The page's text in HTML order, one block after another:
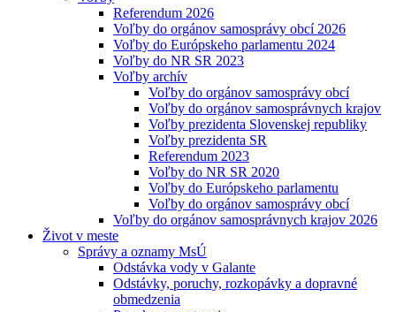
Referendum 2026
Voľby do orgánov samosprávy obcí 2026
Voľby do Európskeho parlamentu 2024
Voľby do NR SR 2023
Voľby archív
Voľby do orgánov samosprávy obcí
Voľby do orgánov samosprávnych krajov
Voľby prezidenta Slovenskej republiky
Voľby prezidenta SR
Referendum 2023
Voľby do NR SR 2020
Voľby do Európskeho parlamentu
Voľby do orgánov samosprávy obcí
Voľby do orgánov samosprávnych krajov 2026
Život v meste
Správy a oznamy MsÚ
Odstávka vody v Galante
Odstávky, poruchy, rozkopávky a dopravné
obmedzenia